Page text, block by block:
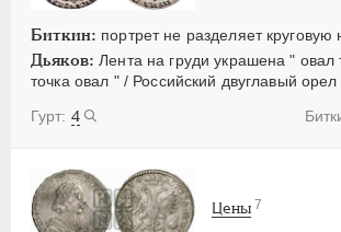
Биткин: портрет не разделяет круговую
Дьяков: Лента на груди украшена " овал
точка овал " / Российский двуглавый орел
4
Цены 7